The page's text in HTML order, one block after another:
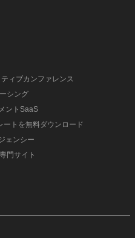
ィブカンファレンス
シング
ントSaaS
ートを無料ダウンロード
ェンシー
門サイト